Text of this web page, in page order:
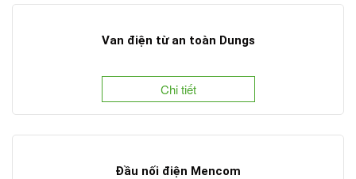
Van điện từ an toàn Dungs
Chi tiết
Đầu nối điện Mencom